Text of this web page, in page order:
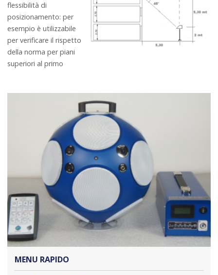
flessibilità di
posizionamento: per
esempio è utilizzabile
per verificare il rispetto
della norma per piani
superiori al primo
MENU RAPIDO